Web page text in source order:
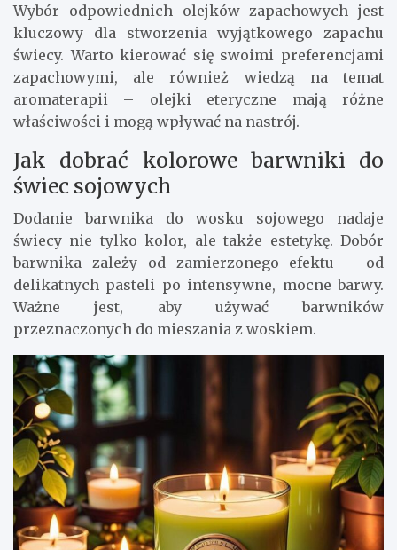
Wybór odpowiednich olejków zapachowych jest
kluczowy dla stworzenia wyjątkowego zapachu
świecy. Warto kierować się swoimi preferencjami
zapachowymi, ale również wiedzą na temat
aromaterapii – olejki eteryczne mają różne
właściwości i mogą wpływać na nastrój.
Jak dobrać kolorowe barwniki do
świec sojowych
Dodanie barwnika do wosku sojowego nadaje
świecy nie tylko kolor, ale także estetykę. Dobór
barwnika zależy od zamierzonego efektu – od
delikatnych pasteli po intensywne, mocne barwy.
Ważne jest, aby używać barwników
przeznaczonych do mieszania z woskiem.